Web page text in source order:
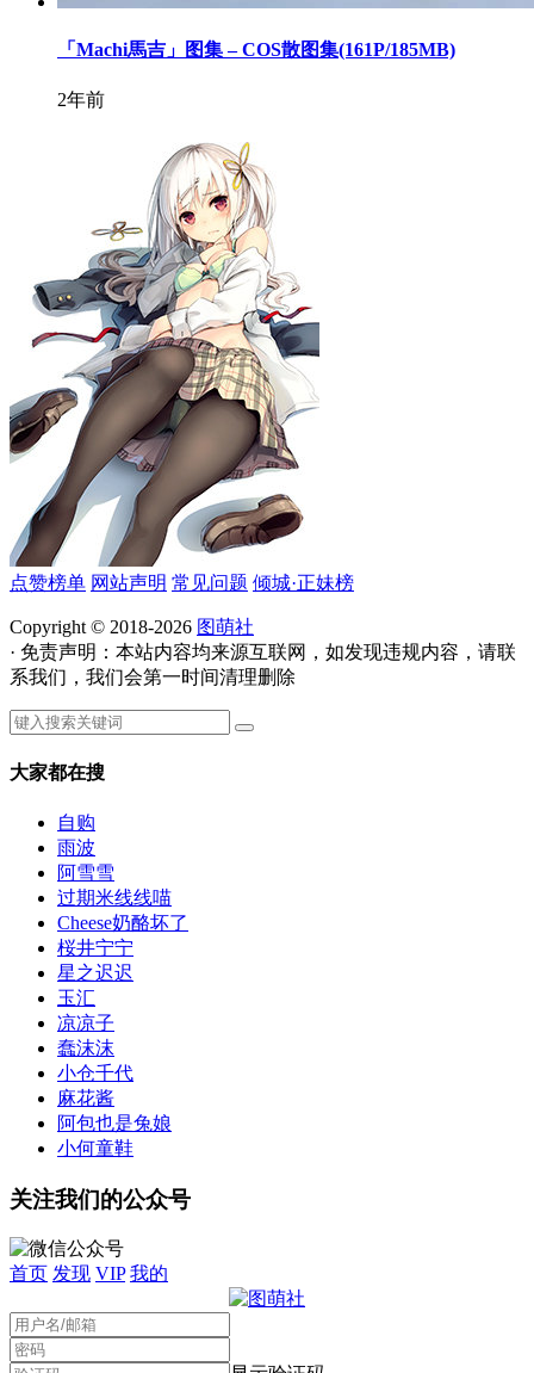
「Machi馬吉」图集 – COS散图集(161P/185MB)
2年前
点赞榜单 网站声明 常见问题 倾城·正妹榜
Copyright © 2018-2026 图萌社
· 免责声明：本站内容均来源互联网，如发现违规内容，请联
系我们，我们会第一时间清理删除
大家都在搜
自购
雨波
阿雪雪
过期米线线喵
Cheese奶酪坏了
桜井宁宁
星之迟迟
玉汇
凉凉子
蠢沫沫
小仓千代
麻花酱
阿包也是兔娘
小何童鞋
关注我们的公众号
首页 发现 VIP 我的